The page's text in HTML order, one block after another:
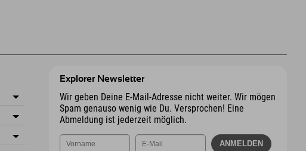
Explorer Newsletter
Wir geben Deine E-Mail-Adresse nicht weiter. Wir mögen
Spam genauso wenig wie Du. Versprochen! Eine
Abmeldung ist jederzeit möglich.